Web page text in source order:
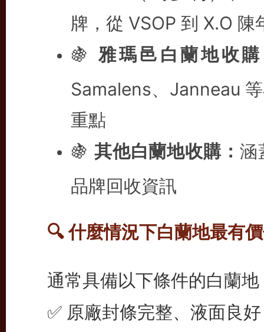
牌，從 VSOP 到 X.O 陳
🍇雅瑪邑白蘭地收
Samalens、Janneau
重點
🍇 其他白蘭地收購： 涵
品牌回收資訊
🔍 什麼情況下白蘭地最有
通常具備以下條件的白蘭
✅ 原廠封條完整、液面良好